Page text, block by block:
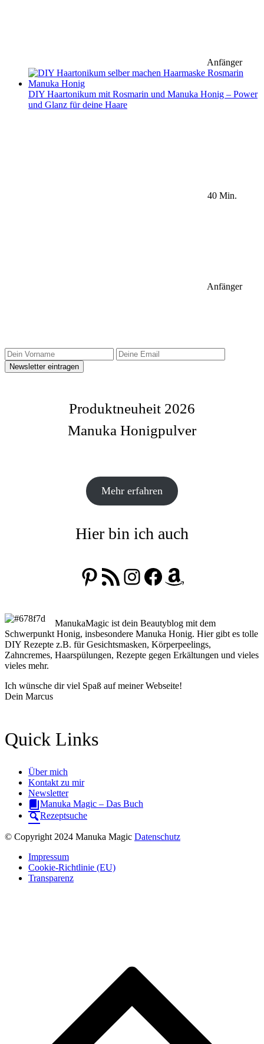
Anfänger
DIY Haartonikum mit Rosmarin und Manuka Honig – Power
und Glanz für deine Haare
40 Min.
Anfänger
Produktneuheit 2026
Manuka Honigpulver
Mehr erfahren
Hier bin ich auch
Pinterest
RSS-FeedInstagram
Facebook
Amazon
ManukaMagic ist dein Beautyblog mit dem
Schwerpunkt Honig, insbesondere Manuka Honig. Hier gibt es tolle
DIY Rezepte z.B. für Gesichtsmasken, Körperpeelings,
Zahncremes, Haarspülungen, Rezepte gegen Erkältungen und vieles
vieles mehr.
Ich wünsche dir viel Spaß auf meiner Webseite!
Dein Marcus
Quick Links
Über mich
Kontakt zu mir
Newsletter
Manuka Magic – Das Buch
Rezeptsuche
© Copyright 2024 Manuka Magic Datenschutz
Impressum
Cookie-Richtlinie (EU)
Transparenz